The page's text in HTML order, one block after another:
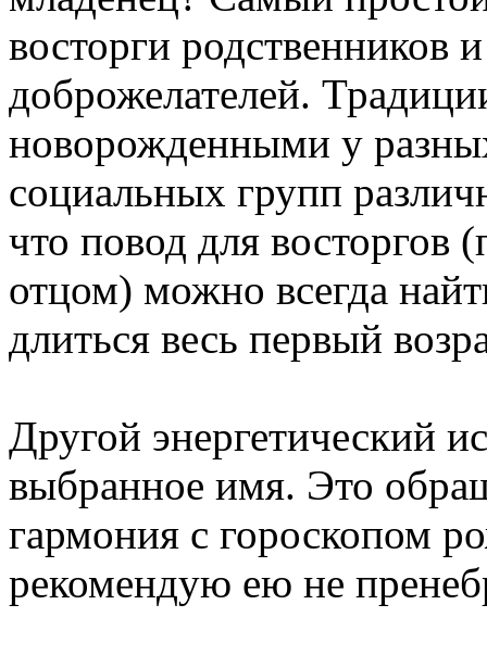
восторги
доброжелателей.
новорожденными у
социальных групп
что повод для восторгов
отцом) можно всегда
длиться весь первый
Другой энергетический
выбранное имя. Это
гармония с гороскопом
рекомендую ею не